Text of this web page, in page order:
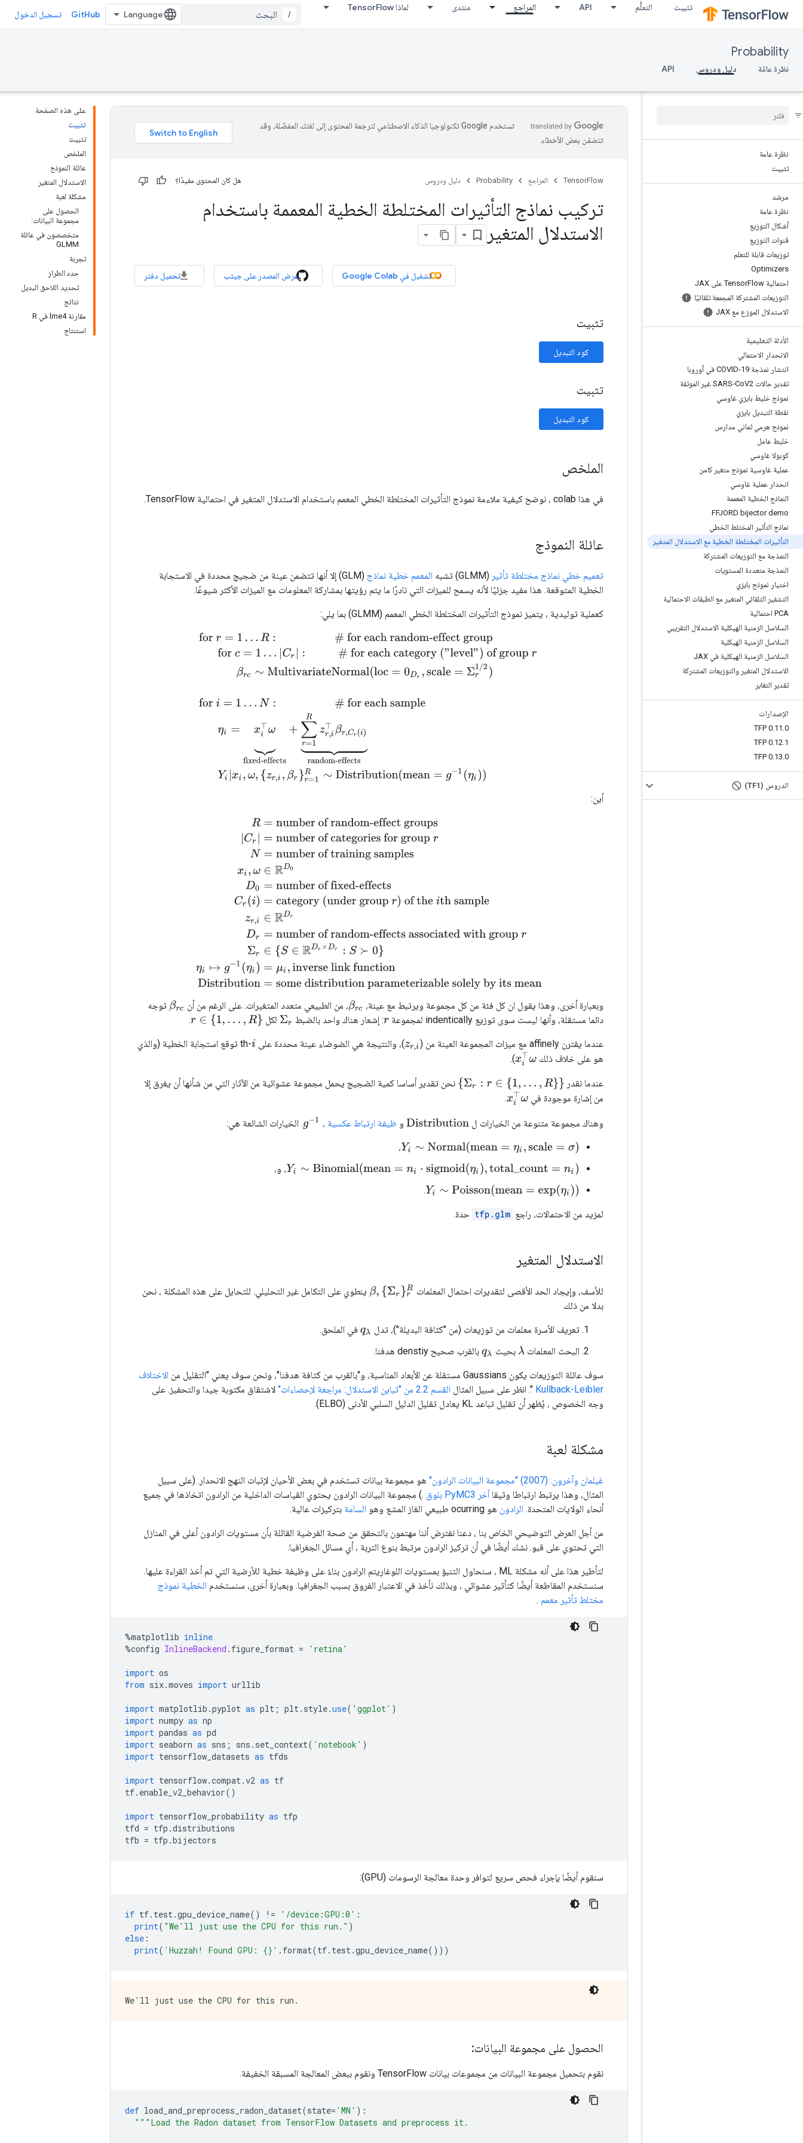
تثبيت التعلُّم API المراجع منتدى لماذا TensorFlow
/
GitHub تسجيل الدخول
Probability
نظرة عامّة دليل ودروس API
نظرة عامة
تثبيت
مرشد
نظرة عامة
أشكال التوزيع
قنوات التوزيع
توزيعات قابلة للتعلم
Optimizers
احتمالية Tensor Flow على JAX
التوزيعات المشتركة المجمعة تلقائيًا
الاستدلال الموزع مع JAX
الأدلة التعليمية
الانحدار الاحتمالي
انتشار نمذجة COVID-19 في أوروبا
تقدير حالات SARS-Co V2 غير الموثقة
نموذج خليط بايزي غاوسي
نقطة التبديل بايزي
نموذج هرمي ثماني مدارس
خليط عامل
كوبولا غاوسي
عملية غاوسية نموذج متغير كامن
انحدار عملية غاوسي
النماذج الخطية المعممة
FFJORD bijector demo
نماذج التأثير المختلط الخطي
التأثيرات المختلطة الخطية مع الاستدلال المتغير
النمذجة مع التوزيعات المشتركة
النمذجة متعددة المستويات
اختيار نموذج بايزي
التشفير التلقائي المتغير مع الطبقات الاحتمالية
PCA احتمالية
السلاسل الزمنية الهيكلية الاستدلال التقريبي
السلاسل الزمنية الهيكلية
السلاسل الزمنية الهيكلية في JAX
الاستدلال المتغير والتوزيعات المشتركة
تقدير التغاير
الإصدارات
TFP 0.11 .0
TFP 0.12.1
TFP 0.13.0
الدروس (TF1)
على هذه الصفحة
تثبيت
تثبيت
الملخص
عائلة النموذج
الاستدلال المتغير
مشكلة لعبة
الحصول على
مجموعة البيانات:
متخصصون في عائلة
GLMM
تجربة
حدد الطراز
تحديد اللاحق البديل
نتائج
مقارنة lme4 في R
استنتاج
تستخدم Google تكنولوجيا الذكاء الاصطناعي لترجمة المحتوى إلى لغتك المفضّلة، وقد
تتضمّن بعض الأخطاء.
TensorFlow المراجع Probability دليل ودروس هل كان المحتوى مفيدًا؟
تركيب نماذج التأثيرات المختلطة الخطية المعممة باستخدام
الاستدلال المتغير
تشغيل في Google Colab عرض المصدر على جيثب تحميل دفتر
تثبيت
كود التبديل
تثبيت
كود التبديل
الملخص
في هذا colab ، نوضح كيفية ملاءمة نموذج التأثيرات المختلطة الخطي المعمم باستخدام الاستدلال المتغير في احتمالية TensorFlow.
عائلة النموذج
تعميم خطي نماذج مختلطة تأثير (GLMM) تشبه المعمم خطية نماذج
(GLM) إلا أنها تتضمن عينة من ضجيج محددة في الاستجابة
الخطية المتوقعة. هذا مفيد جزئيًا لأنه يسمح للميزات التي نادرًا ما يتم رؤيتها بمشاركة المعلومات مع الميزات الأكثر شيوعًا.
كعملية توليدية ، يتميز نموذج التأثيرات المختلطة الخطي المعمم (GLMM) بما يلي:
forr =1 …R :# for each random-effect groupforc =1…|Cr|:# for each category ("level") of group MultivariateNormal scale = 1/ 2 for
أين:
number of random-effect groups|Cr|=number of categories for group
وبعبارة أخرى، وهذا يقول ان كل فئة من كل مجموعة ويرتبط مع عينة، βrc ، من الطبيعي متعدد المتغيرات. على الرغم من أن βrc
توجه
دائما مستقلة، وأنها ليست سوى توزيع indentically لمجموعة
r: إشعار هناك واحد بالضبط Σr لكل r∈{1 ,…,R }
.
عندما يقترن affinely مع ميزات المجموعة العينة من ( zr, i )، والنتيجة هي الضوضاء عينة محددة على i
-th توقع استجابة الخطية (والذي
هو على خلاف ذلك
xi⊤ω
).
عندما نقدر {Σr:r∈{ 1, …,R }}
نحن تقدير أساسا كمية الضجيج يحمل مجموعة عشوائية من الآثار التي من شأنها أن يغرق إلا
من إشارة موجودة في
xi⊤ω
.
وهناك مجموعة متنوعة من الخيارات ل Distributionو ظيفة ارتباط عكسية ، g−1 . الخيارات الشائعة هي:
Yi∼Normal(mean=ηi,scale=σ)
،
Yi∼Binomial(mean=ni⋅sigmoid( ηi ),total_count= ni )
، و،
Yi∼Poisson(mean=exp( ηi) )
.
لمزيد من الاحتمالات، راجع tfp.glm حدة.
الاستدلال المتغير
للأسف، وإيجاد الحد الأقصى لتقديرات احتمال المعلمات β,{ Σr}rR
ينطوي على التكامل غير التحليلي. للتحايل على هذه المشكلة ، نحن
بدلا من ذلك
تعريف الأسرة معلمات من توزيعات (من "كثافة البديلة")، تدل qλ في الملحق.
البحث المعلمات λ بحيث qλ بالقرب صحيح denstiy هدفنا.
سوف عائلة التوزيعات يكون Gaussians مستقلة عن الأبعاد المناسبة، و"بالقرب من كثافة هدفنا"، ونحن سوف يعني "التقليل من
الاختلاف
Kullback-Leibler ". انظر على سبيل المثال القسم 2.2 من "تباين الاستدلال: مراجعة لإحصاءات"
لاشتقاق مكتوبة جيدا والتحفيز. على
وجه الخصوص ، يُظهر أن تقليل تباعد KL يعادل تقليل الدليل السلبي الأدنى (ELBO).
مشكلة لعبة
غيلمان وآخرون. (2007) "مجموعة البيانات الرادون"
هو مجموعة بيانات تستخدم في بعض الأحيان لإثبات النهج الانحدار. (على سبيل
المثال، وهذا يرتبط ارتباطا وثيقا آخر PyMC3 بلوق
.) مجموعة البيانات الرادون يحتوي القياسات الداخلية من الرادون اتخاذها في جميع
أنحاء الولايات المتحدة. الرادون هو ocurring طبيعي الغاز المشع وهو السامة بتركيزات عالية.
من أجل العرض التوضيحي الخاص بنا ، دعنا نفترض أننا مهتمون بالتحقق من صحة الفرضية القائلة بأن مستويات الرادون أعلى في المنازل
التي تحتوي على قبو. نشك أيضًا في أن تركيز الرادون مرتبط بنوع التربة ، أي مسائل الجغرافيا.
لتأطير هذا على أنه مشكلة ML ، سنحاول التنبؤ بمستويات اللوغاريتم الرادون بناءً على وظيفة خطية للأرضية التي تم أخذ القراءة عليها.
سنستخدم المقاطعة أيضًا كتأثير عشوائي ، وبذلك نأخذ في الاعتبار الفروق بسبب الجغرافيا. وبعبارة أخرى، سنستخدم الخطية نموذج
مختلط تأثير معمم .
%matplotlib inline
%config InlineBackend . figure_format = 'retina'
import os
from six.moves import urllib
import matplotlib .pyplot as plt ; plt. style.use( 'ggplot' )
import numpy as np
import pandas as pd
import seaborn as sns ; sns . set_context( 'notebook' )
import tensorflow_datasets as tfds
import tensorflow.compat.v2 as tf
tf. enable_v2_behavior()
import tensorflow_probability as tfp
tfd = tfp .distributions
tfb = tfp .bijectors
سنقوم أيضًا بإجراء فحص سريع لتوافر وحدة معالجة الرسومات (GPU):
if tf. test.gpu_device_name() != '/device:GPU:0' :
print( "We'll just use the CPU for this run." )
else :
print( 'Huzzah! Found GPU: {}' . format(tf. test.gpu_device_name()))
الحصول على مجموعة البيانات:
نقوم بتحميل مجموعة البيانات من مجموعات بيانات TensorFlow ونقوم ببعض المعالجة المسبقة الخفيفة.
def load_and_preprocess_radon_dataset(state= 'MN' ):
"""Load the Radon dataset from TensorFlow Datasets and preprocess it.